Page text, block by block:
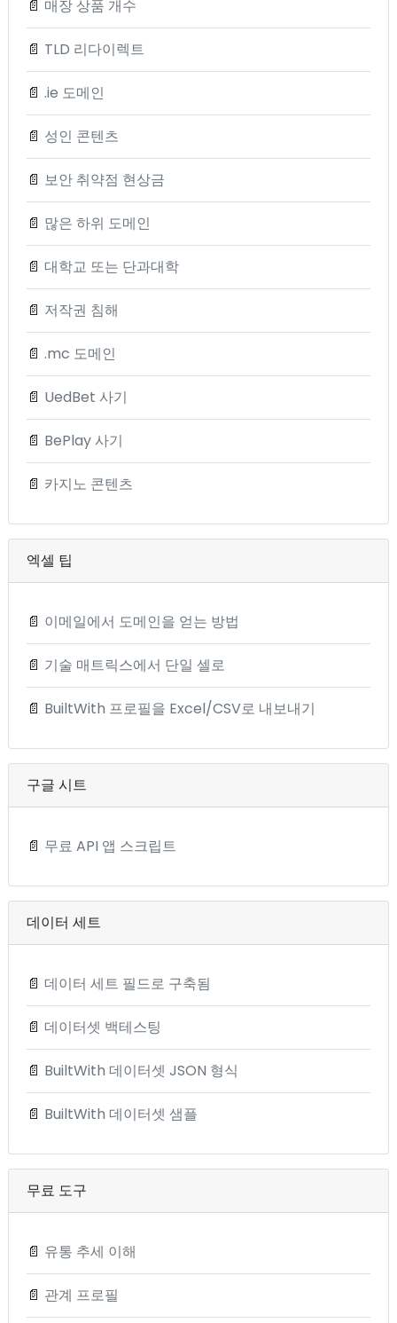
📄 매장 상품 개수
📄 TLD 리다이렉트
📄 .ie 도메인
📄 성인 콘텐츠
📄 보안 취약점 현상금
📄 많은 하위 도메인
📄 대학교 또는 단과대학
📄 저작권 침해
📄 .mc 도메인
📄 UedBet 사기
📄 BePlay 사기
📄 카지노 콘텐츠
엑셀 팁
📄 이메일에서 도메인을 얻는 방법
📄 기술 매트릭스에서 단일 셀로
📄 BuiltWith 프로필을 Excel/CSV로 내보내기
구글 시트
📄 무료 API 앱 스크립트
데이터 세트
📄 데이터 세트 필드로 구축됨
📄 데이터셋 백테스팅
📄 BuiltWith 데이터셋 JSON 형식
📄 BuiltWith 데이터셋 샘플
무료 도구
📄 유통 추세 이해
📄 관계 프로필